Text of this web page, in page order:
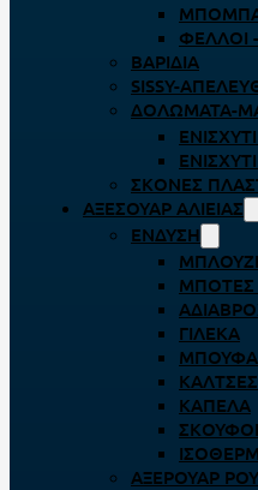
ΦΕΛΛΟΊ
ΒΑΡΊΔΙΑ
SISSY-
ΔΟΛΏΜΑΤΑ-
ΣΚΌΝΕΣ
ΑΞΕΣΟΥΆΡ ΑΛΙΕΊΑΣ
ΈΝΔΥΣΗ
ΜΠΌΤΕΣ
ΓΙΛΈΚΑ
ΚΆΛΤΣΕΣ
ΚΑΠΈΛΑ
ΣΚΟΎΦΟΙ
ΑΞΕΡΟΥΆΡ